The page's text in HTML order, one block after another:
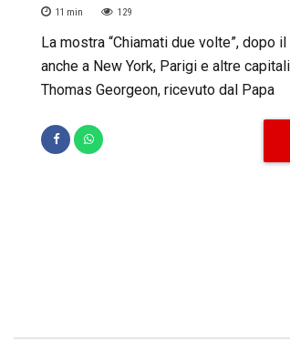
11 min 129
La mostra “Chiamati due volte”, dopo
anche a New York, Parigi e altre
Thomas Georgeon, ricevuto dal Papa